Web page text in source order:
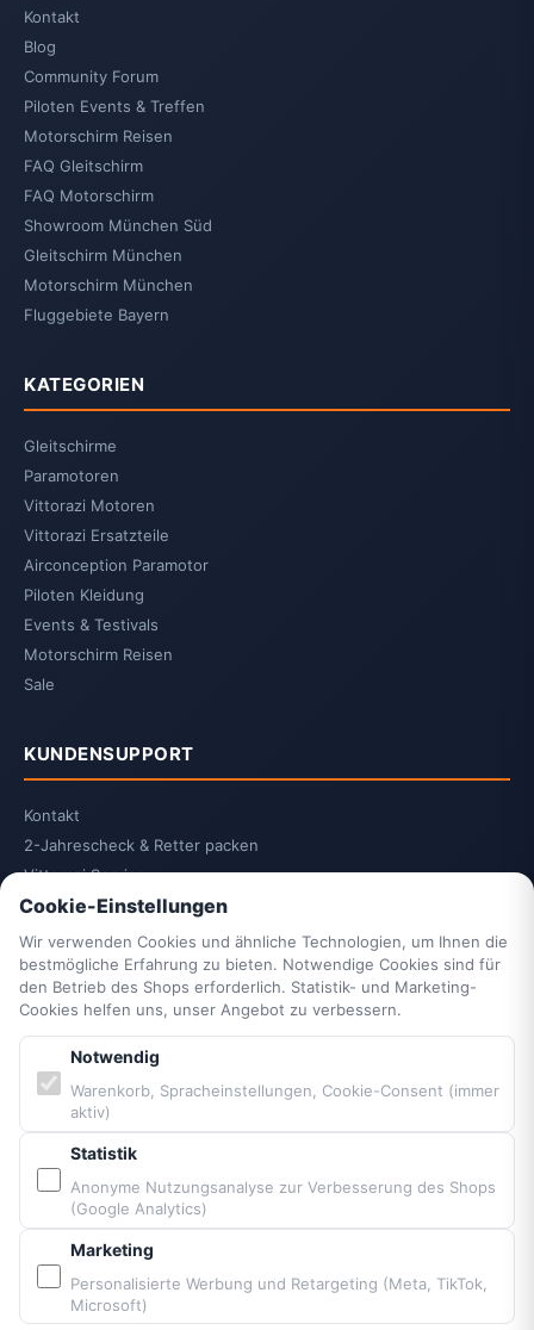
Kontakt
Blog
Community Forum
Piloten Events & Treffen
Motorschirm Reisen
FAQ Gleitschirm
FAQ Motorschirm
Showroom München Süd
Gleitschirm München
Motorschirm München
Fluggebiete Bayern
KATEGORIEN
Gleitschirme
Paramotoren
Vittorazi Motoren
Vittorazi Ersatzteile
Airconception Paramotor
Piloten Kleidung
Events & Testivals
Motorschirm Reisen
Sale
KUNDENSUPPORT
Kontakt
2-Jahrescheck & Retter packen
Vittorazi Service
Datenschutzerklärung
AGB
Widerrufsrecht
Vertrag widerrufen
Cookie-Einstellungen
Barrierefreiheit
Sitemap
PARTNER & MARKEN
Vittorazi Motoren MY25
Airconception
Apco Aviation
Cookie-Einstellungen
Wir verwenden Cookies und ähnliche Technologien, um Ihnen die
bestmögliche Erfahrung zu bieten. Notwendige Cookies sind für
den Betrieb des Shops erforderlich. Statistik- und Marketing-
Cookies helfen uns, unser Angebot zu verbessern.
Notwendig
Warenkorb, Spracheinstellungen, Cookie-Consent (immer
aktiv)
Statistik
Anonyme Nutzungsanalyse zur Verbesserung des Shops
(Google Analytics)
Marketing
Personalisierte Werbung und Retargeting (Meta, TikTok,
Microsoft)